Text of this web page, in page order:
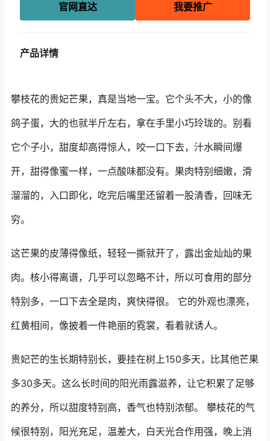
官网直达 我要推广
产品详情
攀枝花的贵妃芒果，真是当地一宝。它个头不大，小的像
鸽子蛋，大的也就半斤左右，拿在手里小巧玲珑的。别看
它个子小，甜度却高得惊人，咬一口下去，汁水瞬间爆
开，甜得像蜜一样，一点酸味都没有。果肉特别细嫩，滑
溜溜的，入口即化，吃完后嘴里还留着一股清香，回味无
穷。
这芒果的皮薄得像纸，轻轻一撕就开了，露出金灿灿的果
肉。核小得离谱，几乎可以忽略不计，所以可食用的部分
特别多，一口下去全是肉，爽快得很。 它的外观也漂亮，
红黄相间，像披着一件艳丽的霓裳，看着就诱人。
贵妃芒的生长期特别长，要挂在树上150多天，比其他芒果
多30多天。这么长时间的阳光雨露滋养，让它积累了足够
的养分，所以甜度特别高，香气也特别浓郁。 攀枝花的气
候很特别，阳光充足，温差大，白天光合作用强，晚上消